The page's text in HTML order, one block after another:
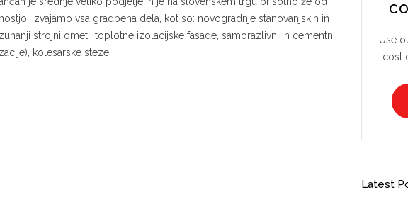
Izvajamo vsa gradbena dela, kot so: novogradnje stanovanjskih in
strojni ometi, toplotne izolacijske fasade, samorazlivni in cementni
kolesarske steze
Use
cost
Latest